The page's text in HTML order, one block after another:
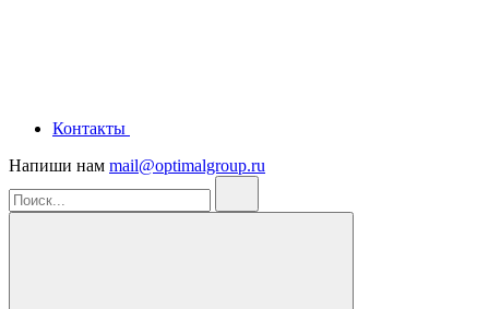
Контакты
Напиши нам mail@optimalgroup.ru